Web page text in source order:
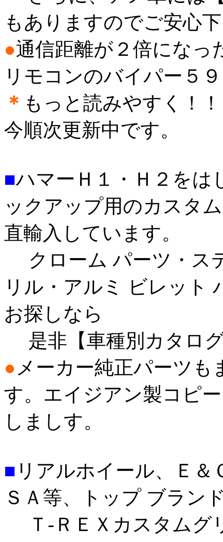
もありますのでご安心
●通信距離が２倍になっ
リモコンのバイパー５
＊ もっと読みやすく！
今順次更新中です。
■ハマーＨ１・Ｈ２をは
ックアップ用のカスタ
直輸入しています。
クローム パーツ・ス
リル・アルミ ビレット
お探しなら
是非【車種別カタロ
● メーカー純正パーツ
す。エイジアン製コピ
しましす。
■ リアルホイール、Ｅ
ＳＡ等、トップ ブラン
Ｔ-ＲＥＸカスタム